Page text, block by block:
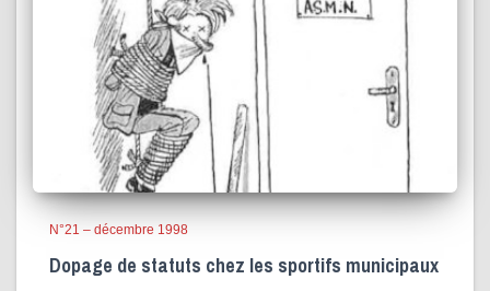
N°21 – décembre 1998
Dopage de statuts chez les sportifs municipaux